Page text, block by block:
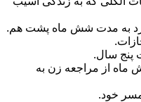
به مدت شش ماه پشت هم.
پنج سال.
ماه از مراجعه زن به
خود.